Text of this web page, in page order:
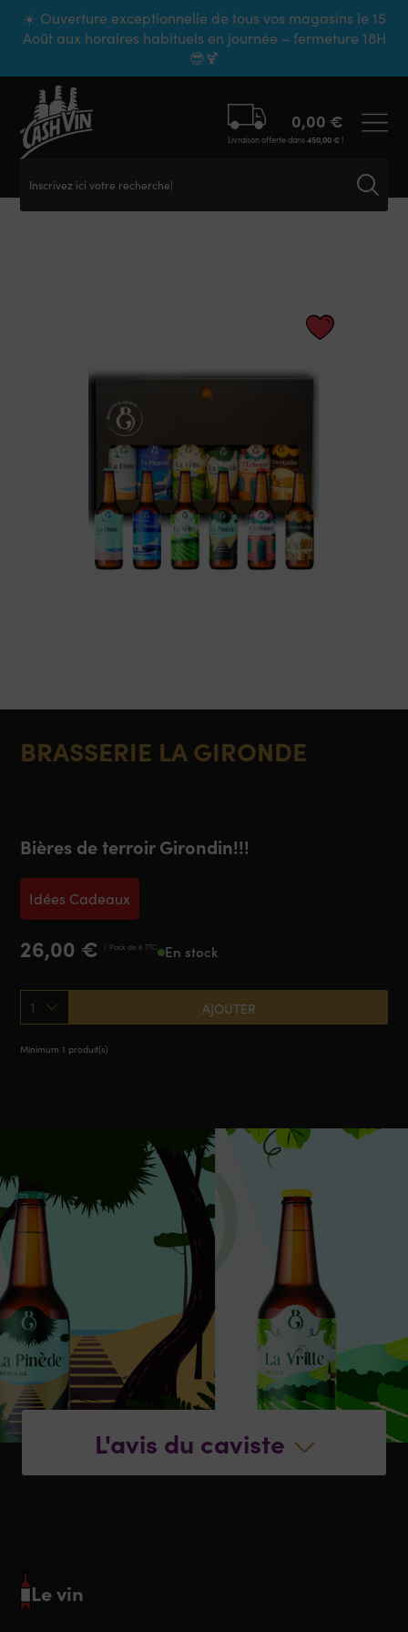
☀️ Ouverture exceptionnelle de tous vos magasins le 15
Août aux horaires habituels en journée – fermeture 18H
😎🍹
Inscrivez ici votre recherche
0,00 €
Livraison offerte dans450,00 €!
BRASSERIE LA GIRONDE
Bières de terroir Girondin!!!
26,00 € / Pack de 6 TTC En stock
1 AJOUTER
Minimum 1 produit(s)
Idées Cadeaux
L'avis du caviste
Le vin
Panneau de gestion des cookies